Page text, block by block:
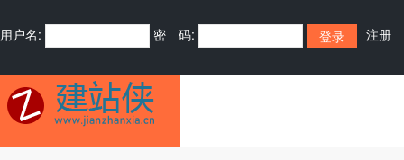
用户名: 密 码: 注册